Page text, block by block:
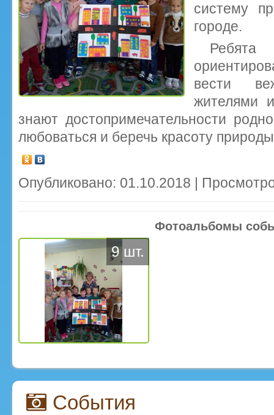
систему
городе.
вести
жителями
знают достопримечательности
любоваться и беречь красоту
Опубликовано: 01.10.2018 |
Фотоальбомы
9 шт.
События